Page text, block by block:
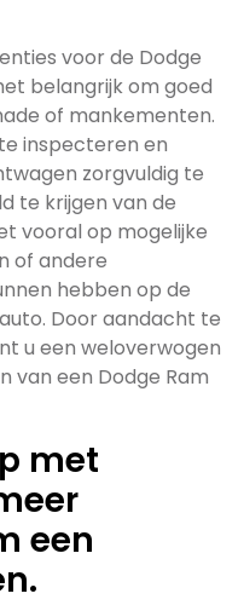
voor de Dodge
belangrijk om goed
of mankementen.
inspecteren en
zorgvuldig te
te krijgen van de
vooral op mogelijke
of andere
hebben op de
Door aandacht te
u een weloverwogen
van een Dodge Ram
met
een